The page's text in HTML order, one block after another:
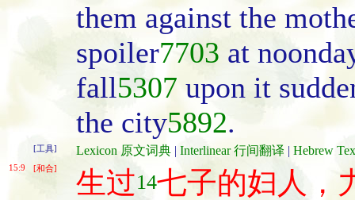
them against the
spoiler7703 at
fall5307 upon it
the city5892.
[工具] Lexicon 原文词典 | Interlinear 行间翻译 | Hebrew
15:9 [和合] 生过14七子的妇人，